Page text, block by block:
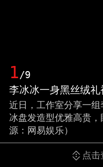
1/9
李冰冰一身黑丝绒
近日，工作室分享一
冰盘发造型优雅高贵
源：网易娱乐）
点